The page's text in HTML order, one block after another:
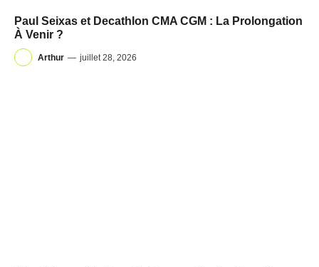
Paul Seixas et Decathlon CMA CGM : La Prolongation
À Venir ?
Arthur — juillet 28, 2026